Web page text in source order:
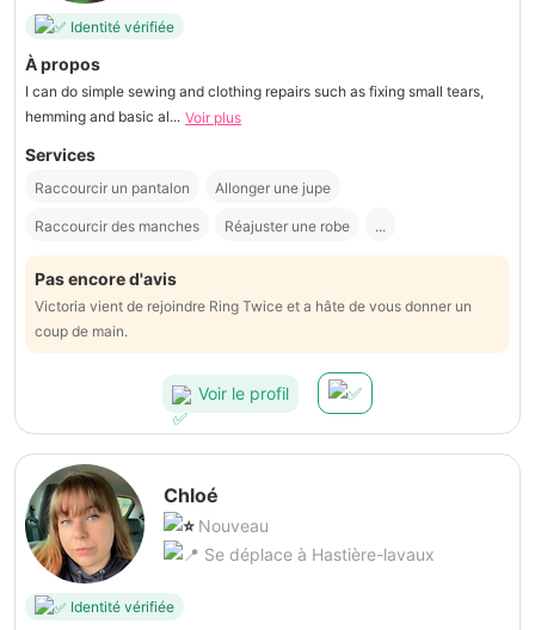
Identité vérifiée
À propos
I can do simple sewing and clothing repairs such as fixing small tears,
hemming and basic al... Voir plus
Services
Raccourcir un pantalon Allonger une jupe
Raccourcir des manches Réajuster une robe ...
Pas encore d'avis
Victoria vient de rejoindre Ring Twice et a hâte de vous donner un
coup de main.
Voir le profil
Chloé
Nouveau
Se déplace à Hastière-lavaux
Identité vérifiée